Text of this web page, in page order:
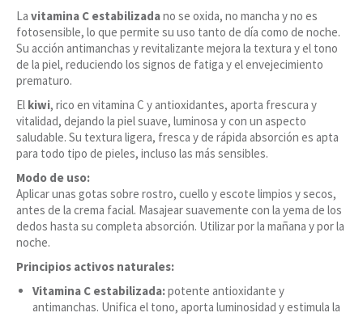
La vitamina C estabilizadano se oxida, no mancha y no es
fotosensible, lo que permite su uso tanto de día como de noche.
Su acción antimanchas y revitalizante mejora la textura y el tono
de la piel, reduciendo los signos de fatiga y el envejecimiento
prematuro.
El kiwi, rico en vitamina C y antioxidantes, aporta frescura y
vitalidad, dejando la piel suave, luminosa y con un aspecto
saludable. Su textura ligera, fresca y de rápida absorción es apta
para todo tipo de pieles, incluso las más sensibles.
Modo de uso:
Aplicar unas gotas sobre rostro, cuello y escote limpios y secos,
antes de la crema facial. Masajear suavemente con la yema de los
dedos hasta su completa absorción. Utilizar por la mañana y por la
noche.
Principios activos naturales:
Vitamina C estabilizada:potente antioxidante y
antimanchas. Unifica el tono, aporta luminosidad y estimula la